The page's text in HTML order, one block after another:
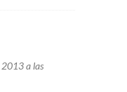
2013 a las